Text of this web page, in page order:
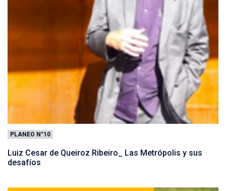
PLANEO N°10
Luiz Cesar de Queiroz Ribeiro_ Las Metrópolis y sus
desafíos